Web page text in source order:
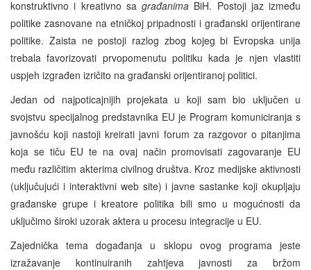
konstruktivno i kreativno sa građanima BiH. Postoji jaz između
politike zasnovane na etničkoj pripadnosti i građanski orijentirane
politike. Zaista ne postoji razlog zbog kojeg bi Evropska unija
trebala favorizovati prvopomenutu politiku kada je njen vlastiti
uspjeh izgrađen izričito na građanski orijentiranoj politici.
Jedan od najpoticajnijih projekata u koji sam bio uključen u
svojstvu specijalnog predstavnika EU je Program komuniciranja s
javnošću koji nastoji kreirati javni forum za razgovor o pitanjima
koja se tiču EU te na ovaj način promovisati zagovaranje EU
među različitim akterima civilnog društva. Kroz medijske aktivnosti
(uključujući i interaktivni web site) i javne sastanke koji okupljaju
građanske grupe i kreatore politika bili smo u mogućnosti da
uključimo široki uzorak aktera u procesu integracije u EU.
Zajednička tema događanja u sklopu ovog programa jeste
izražavanje kontinuiranih zahtjeva javnosti za bržom